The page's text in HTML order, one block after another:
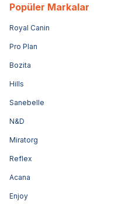
Popüler Markalar
Royal Canin
Pro Plan
Bozita
Hills
Sanebelle
N&D
Miratorg
Reflex
Acana
Enjoy